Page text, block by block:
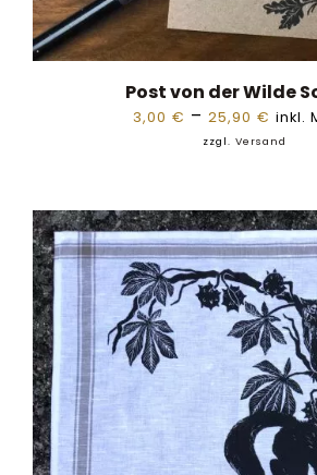
Post von der Wilde
3,00 € – 25,90 €
3,00 €
inkl.
zzgl. Versand